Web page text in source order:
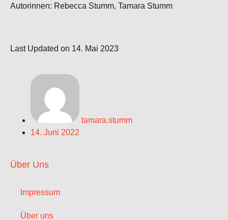
Autorinnen: Rebecca Stumm, Tamara Stumm
Last Updated on 14. Mai 2023
tamara.stumm
14. Juni 2022
Über Uns
Impressum
Über uns